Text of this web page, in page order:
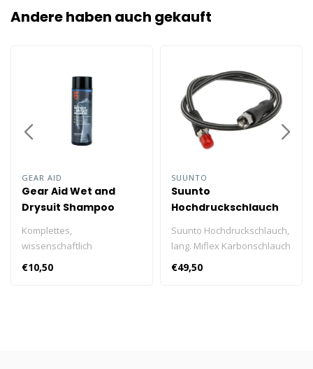
Andere haben auch gekauft
GEAR AID
Gear Aid Wet and
Drysuit Shampoo
250ml
Komplettes,
wissenschaftlich
ausgewogenes
Pflegesystem für alle
€10,50
SUUNTO
Suunto
Hochdruckschlauch
Suunto Hochdruckschlauch,
lang. Miflex Karbonschlauch
für Drücke bis 300 bar /
4.000 psi; Länge 80 cm / 31.5
€49,50